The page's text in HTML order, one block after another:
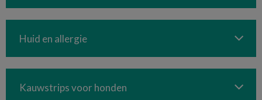
Huid en allergie
Kauwstrips voor honden